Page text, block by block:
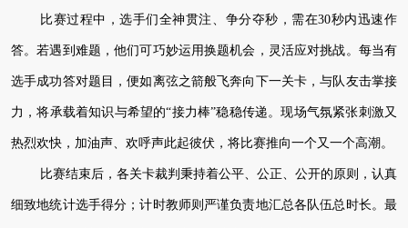
比赛过程中，选手们全神贯注、争分夺秒，需在30秒内迅速作
答。若遇到难题，他们可巧妙运用换题机会，灵活应对挑战。每当有
选手成功答对题目，便如离弦之箭般飞奔向下一关卡，与队友击掌接
力，将承载着知识与希望的“接力棒”稳稳传递。现场气氛紧张刺激又
热烈欢快，加油声、欢呼声此起彼伏，将比赛推向一个又一个高潮。
比赛结束后，各关卡裁判秉持着公平、公正、公开的原则，认真
细致地统计选手得分；计时教师则严谨负责地汇总各队伍总时长。最